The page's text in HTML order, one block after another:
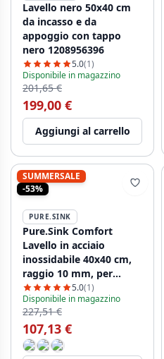
Lavello nero 50x40 cm
da incasso e da
appoggio con tappo
nero 1208956396
5.0(1)
Disponibile in magazzino
201,65 €
199,00 €
Aggiungi al carrello
SUMMERSALE
-53%
PURE.SINK
Pure.Sink Comfort
Lavello in acciaio
inossidabile 40x40 cm,
raggio 10 mm, per
incasso, a filo piano e a
incasso superficiale
PCM4040-02
5.0(1)
Disponibile in magazzino
227,51 €
107,13 €